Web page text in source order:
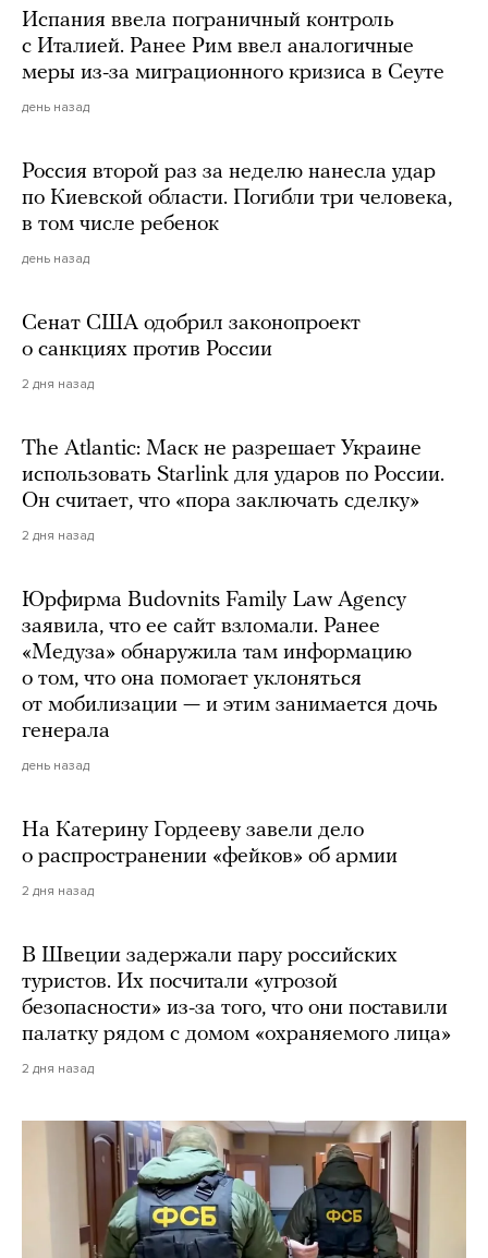
Испания ввела пограничный контроль
с Италией. Ранее Рим ввел аналогичные
меры из-за миграционного кризиса в Сеуте
день назад
Россия второй раз за неделю нанесла удар
по Киевской области. Погибли три человека,
в том числе ребенок
день назад
Сенат США одобрил законопроект
о санкциях против России
2 дня назад
The Atlantic: Маск не разрешает Украине
использовать Starlink для ударов по России.
Он считает, что «пора заключать сделку»
2 дня назад
Юрфирма Budovnits Family Law Agency
заявила, что ее сайт взломали. Ранее
«Медуза» обнаружила там информацию
о том, что она помогает уклоняться
от мобилизации — и этим занимается дочь
генерала
день назад
На Катерину Гордееву завели дело
о распространении «фейков» об армии
2 дня назад
В Швеции задержали пару российских
туристов. Их посчитали «угрозой
безопасности» из-за того, что они поставили
палатку рядом с домом «охраняемого лица»
2 дня назад